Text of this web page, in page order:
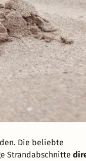
Die beliebte
Strandabschnitte